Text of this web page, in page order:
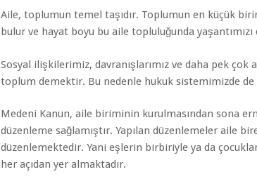
Aile, toplumun temel taşıdır. Toplumun en küçük
bulur ve hayat boyu bu aile topluluğunda
Sosyal ilişkilerimiz, davranışlarımız ve daha pek
toplum demektir. Bu nedenle hukuk sistemimizde
Medeni Kanun, aile biriminin kurulmasından sona
düzenleme sağlamıştır. Yapılan düzenlemeler aile
düzenlemektedir. Yani eşlerin birbiriyle ya da
her açıdan yer almaktadır.